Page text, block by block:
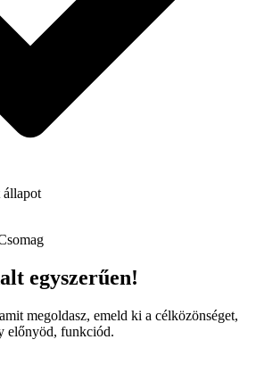
egyszerűen!
megoldasz, emeld ki a célközönséget,
előnyöd, funkciód.